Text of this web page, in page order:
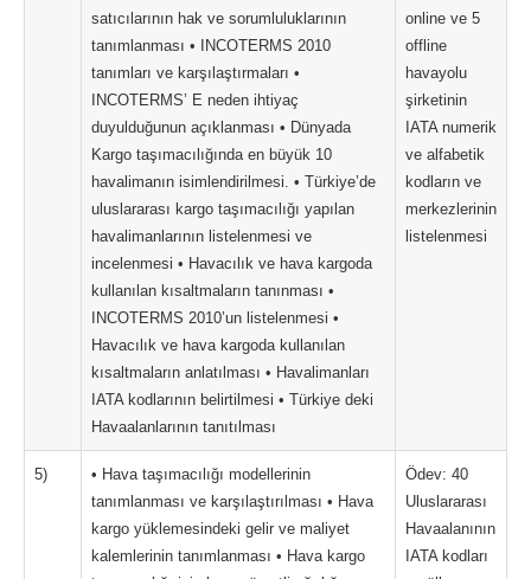
satıcılarının hak ve sorumluluklarının
tanımlanması • INCOTERMS 2010
tanımları ve karşılaştırmaları •
INCOTERMS’ E neden ihtiyaç
duyulduğunun açıklanması • Dünyada
Kargo taşımacılığında en büyük 10
havalimanın isimlendirilmesi. • Türkiye’de
uluslararası kargo taşımacılığı yapılan
havalimanlarının listelenmesi ve
incelenmesi • Havacılık ve hava kargoda
kullanılan kısaltmaların tanınması •
INCOTERMS 2010’un listelenmesi •
Havacılık ve hava kargoda kullanılan
kısaltmaların anlatılması • Havalimanları
IATA kodlarının belirtilmesi • Türkiye deki
Havaalanlarının tanıtılması
online ve 5
offline
havayolu
şirketinin
IATA numerik
ve alfabetik
kodların ve
merkezlerinin
listelenmesi
5)
• Hava taşımacılığı modellerinin
tanımlanması ve karşılaştırılması • Hava
kargo yüklemesindeki gelir ve maliyet
kalemlerinin tanımlanması • Hava kargo
Ödev: 40
Uluslararası
Havaalanının
IATA kodları